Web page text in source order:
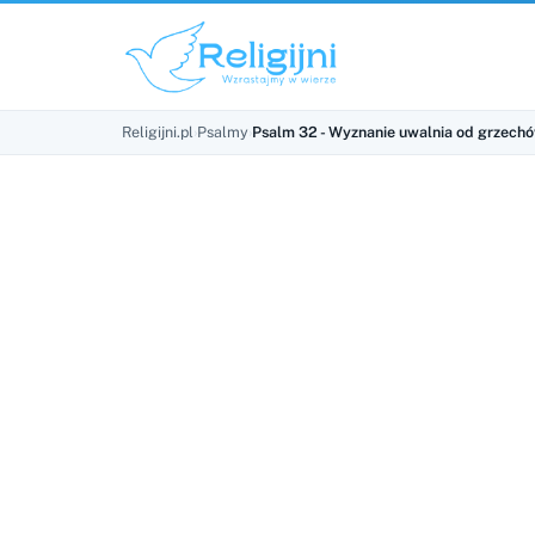
Religijni.pl›Psalmy›Psalm 32 - Wyznanie uwalnia od